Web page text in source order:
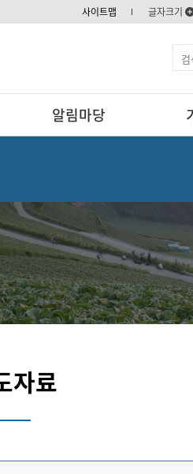
사이트맵 글자크기
알림마당
자료